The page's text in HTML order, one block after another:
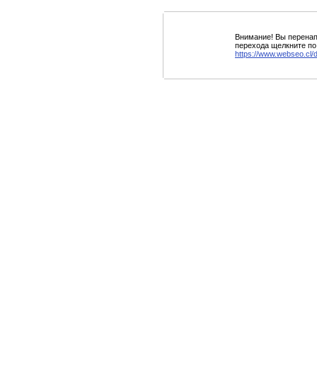
Внимание! Вы
перехода щелкните
https://www.webseo.cl/